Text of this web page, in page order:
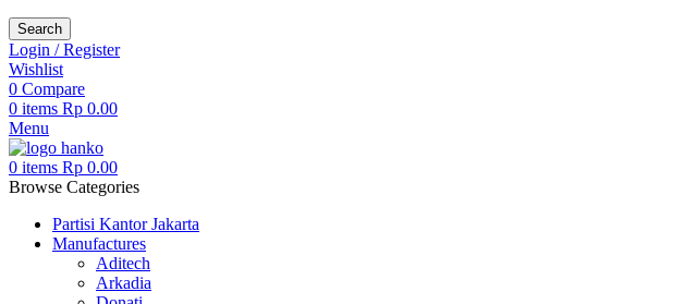
Search
Login / Register
Wishlist
0 Compare
0 items Rp 0.00
Menu
0 items Rp 0.00
Browse Categories
Partisi Kantor Jakarta
Manufactures
Aditech
Arkadia